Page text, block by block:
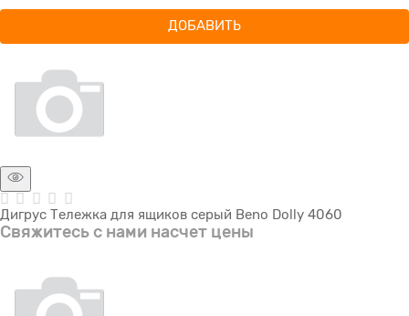
ДОБАВИТЬ
Дигрус Тележка для ящиков серый Beno Dolly 4060
Свяжитесь с нами насчет цены